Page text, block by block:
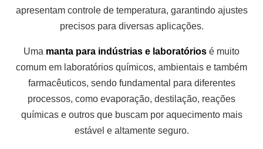
apresentam controle de temperatura, garantindo ajustes
precisos para diversas aplicações.
Uma manta para indústrias e laboratórios é muito
comum em laboratórios químicos, ambientais e também
farmacêuticos, sendo fundamental para diferentes
processos, como evaporação, destilação, reações
químicas e outros que buscam por aquecimento mais
estável e altamente seguro.